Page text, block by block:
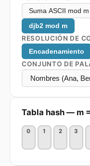
Suma ASCII mod m
djb2 mod m
RESOLUCIÓN DE
Encadenamiento
CONJUNTO DE
Tabla hash — m =
0 1 2 3